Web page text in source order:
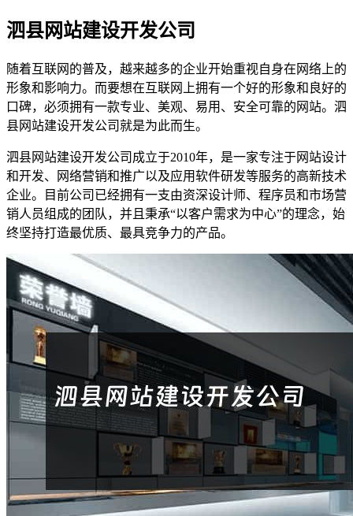
泗县网站建设开发公司
随着互联网的普及，越来越多的企业开始重视自身在网络上的
形象和影响力。而要想在互联网上拥有一个好的形象和良好的
口碑，必须拥有一款专业、美观、易用、安全可靠的网站。泗
县网站建设开发公司就是为此而生。
泗县网站建设开发公司成立于2010年，是一家专注于网站设计
和开发、网络营销和推广以及应用软件研发等服务的高新技术
企业。目前公司已经拥有一支由资深设计师、程序员和市场营
销人员组成的团队，并且秉承“以客户需求为中心”的理念，始
终坚持打造最优质、最具竞争力的产品。